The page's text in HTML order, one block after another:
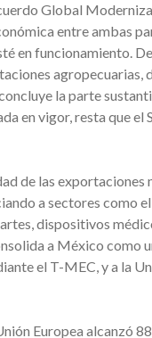
Global
entre ambas
en funcionamiento.
la parte
en vigor, resta que
de las exportaciones
a sectores como
dispositivos
a México como
el T-MEC, y a la
Europea alcanzó